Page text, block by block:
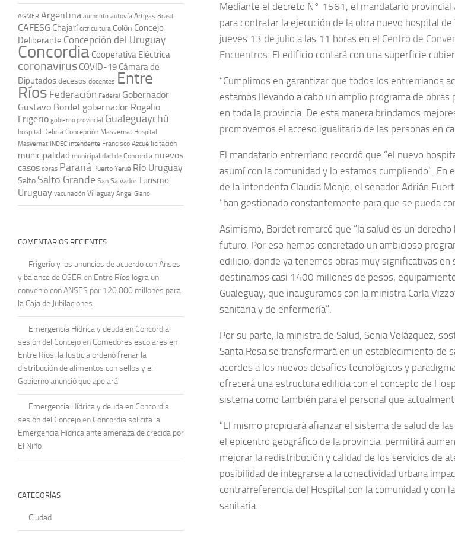
Mediante el decreto N° 1561, el mandatario
para contratar la ejecución de la obra nuevo hospital
jueves 13 de julio a las 11 horas en el Centro de
Encuentros. El edificio contará con una superficie
“Cumplimos en garantizar que todos los entrerrianos
estamos llevando a cabo un amplio programa de
en toda la provincia. De esta manera brindamos
promovemos el acceso igualitario de las personas en
El mandatario entrerriano recordó que “el nuevo
asumí con la comunidad y lo estamos cumpliendo”. En
de la intendenta Claudia Monjo, el senador Adrián
“han gestionado constantemente para que se pueda
Asimismo, Bordet remarcó que “la salud es un
futuro. Por eso hemos concretado un ambicioso
edilicio, donde ya tenemos obras muy significativas
destinamos casi 1400 millones de pesos;
Gualeguay, que inauguramos con la ministra Carla
sanitaria y de enfermería”.
Por su parte, la ministra de Salud, Sonia Velázquez,
Santa Rosa se transformará en un establecimiento de
acordes a los nuevos desafíos tecnológicos y
ofrecerá una estructura edilicia con el concepto de
sistema como también para el personal que
“El mismo propiciará afianzar el sistema de salud de
el epicentro geográfico de la provincia, permitirá
mejorar la redistribución y calidad de los servicios de
posibilidad de integrarse a la conectividad urbana
contrarreferencia del Hospital con la comunidad y con
sanitaria.
AGMER Argentina aumento autovía Artigas Brasil
CAFESG Chajarí citricultura Colón Concejo
Deliberante Concepción del Uruguay
Concordia Cooperativa Eléctrica
coronavirus COVID-19 Cámara de
Diputadosdecesos docentes Entre
Ríos Federación Federal Gobernador
Gustavo Bordet gobernador Rogelio
Frigerio gobierno provincial Gualeguaychú
hospital Delicia Concepción Masvernat Hospital
Masvernat INDEC intendente Francisco Azcué licitación
municipalidad municipalidad de Concordia nuevos
casos obras Paraná Puerto Yeruá Río Uruguay
Salto Salto Grande San Salvador Turismo
Uruguay vacunación Villaguay Ángel Giano
COMENTARIOS RECIENTES
Frigerio y los anuncios de acuerdo con Anses
y balance de OSER en Entre Ríos logra un
convenio con ANSES por 120.000 millones para
la Caja de Jubilaciones
Emergencia Hídrica y deuda en Concordia:
sesión del Concejo en Comedores escolares en
Entre Ríos: la Justicia ordenó frenar la
distribución de alimentos con sellos y el
Gobierno anunció que apelará
Emergencia Hídrica y deuda en Concordia:
sesión del Concejo en Concordia solicita la
Emergencia Hídrica ante amenaza de crecida por
El Niño
CATEGORÍAS
Ciudad